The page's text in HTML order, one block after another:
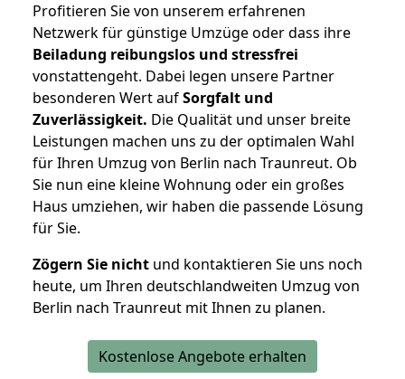
Profitieren Sie von unserem erfahrenen
Netzwerk für günstige Umzüge oder dass ihre
Beiladung reibungslos und stressfrei
vonstattengeht. Dabei legen unsere Partner
besonderen Wert aufSorgfalt und
Zuverlässigkeit. Die Qualität und unser breite
Leistungen machen uns zu der optimalen Wahl
für Ihren Umzug von Berlin nach Traunreut. Ob
Sie nun eine kleine Wohnung oder ein großes
Haus umziehen, wir haben die passende Lösung
für Sie.
Zögern Sie nicht und kontaktieren Sie uns noch
heute, um Ihren deutschlandweiten Umzug von
Berlin nach Traunreut mit Ihnen zu planen.
Kostenlose Angebote erhalten